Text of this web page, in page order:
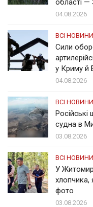
області —
04.08.2026
ВСІ НОВИНИ
Сили
у Криму й
04.08.2026
ВСІ НОВИНИ
судна в
03.08.2026
ВСІ НОВИНИ
У
хлопчика,
фото
03.08.2026